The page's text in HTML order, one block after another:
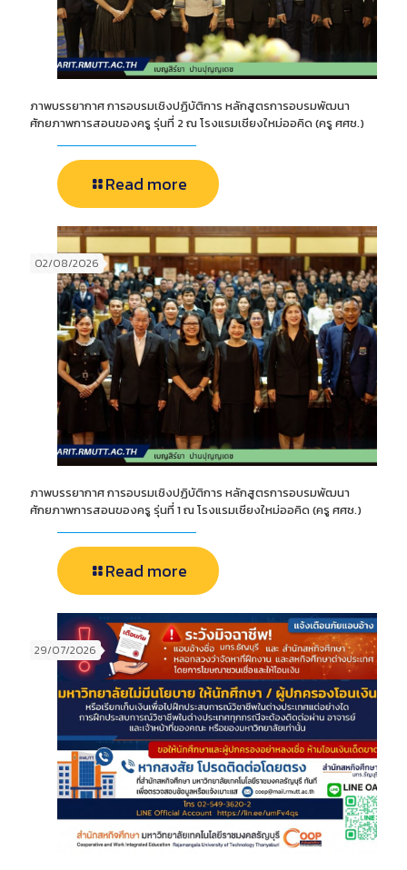
ภาพบรรยากาศ การอบรมเชิงปฏิบัติการ หลักสูตรการอบรมพัฒนา
ศักยภาพการสอนของครู รุ่นที่ 2 ณ โรงแรมเชียงใหม่ออคิด (ครู ศศช.)
Read more
02/08/2026
ภาพบรรยากาศ การอบรมเชิงปฏิบัติการ หลักสูตรการอบรมพัฒนา
ศักยภาพการสอนของครู รุ่นที่ 1 ณ โรงแรมเชียงใหม่ออคิด (ครู ศศช.)
Read more
29/07/2026